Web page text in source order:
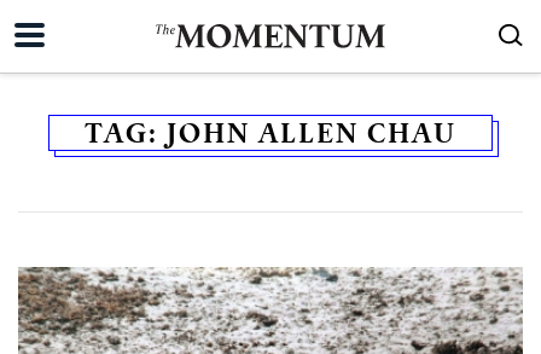
TAG: JOHN ALLEN CHAU